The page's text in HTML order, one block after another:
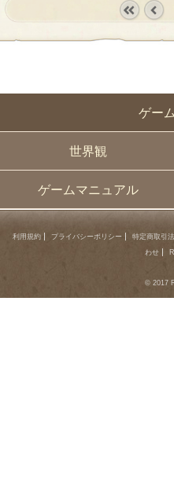
ゲー
世界観
ゲームマニュアル
利用規約 プライバシーポリシー 特定商取引
わせ
© 2017